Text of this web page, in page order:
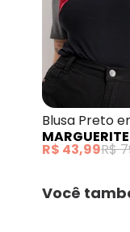
Blusa Preto
Viscose
MARGUERITE
R$ 43,99R$
Você